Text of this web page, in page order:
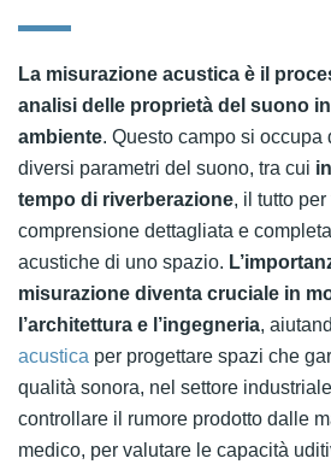
La misurazione acustica è il
analisi delle proprietà del suono
ambiente. Questo campo si
diversi parametri del suono, tra cui
tempo di riverberazione, il tutto
comprensione dettagliata e
acustiche di uno spazio.
misurazione diventa cruciale in
l’architettura e l’ingegneria,
acustica per progettare spazi che
qualità sonora, nel settore
controllare il rumore prodotto dalle
medico, per valutare le capacità